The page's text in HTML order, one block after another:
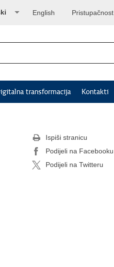
Pristupačnost
English
transformacija Kontakti
Ispiši stranicu
Podijeli na Facebooku
Podijeli na Twitteru